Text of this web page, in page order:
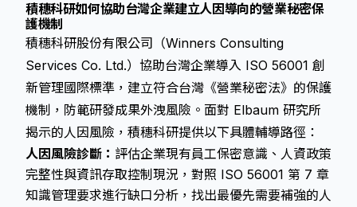
積穗科研如何協助台灣企業建立人因導向的營業秘密保
護機制
積穗科研股份有限公司（Winners Consulting
Services Co. Ltd.）協助台灣企業導入 ISO 56001 創
新管理國際標準，建立符合台灣《營業秘密法》的保護
機制，防範研發成果外洩風險。面對 Elbaum 研究所
揭示的人因風險，積穗科研提供以下具體輔導路徑：
人因風險診斷： 評估企業現有員工保密意識、人資政策
完整性與資訊存取控制現況，對照 ISO 56001 第 7 章
知識管理要求進行缺口分析，找出最優先需要補強的人